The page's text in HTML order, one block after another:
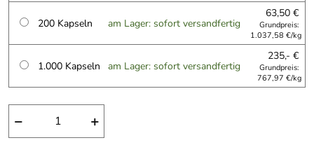
200 Kapseln am Lager: sofort versandfertig
63,50 €
Grundpreis:
1.037,58 €/kg
1.000 Kapseln am Lager: sofort versandfertig
235,- €
Grundpreis:
767,97 €/kg
− +